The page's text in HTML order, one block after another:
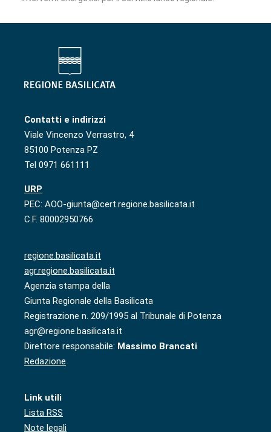
Contatti e indirizzi
Viale Vincenzo Verrastro, 4
85100 Potenza PZ
Tel 0971 661111
URP
PEC: AOO-giunta@cert.regione.basilicata.it
C.F. 80002950766
regione.basilicata.it
agr.regione.basilicata.it
Agenzia stampa della
Giunta Regionale della Basilicata
Registrazione n. 209/1995 al Tribunale di Potenza
agr@regione.basilicata.it
Direttore responsabile: Massimo Brancati
Redazione
Link utili
Lista RSS
Note legali